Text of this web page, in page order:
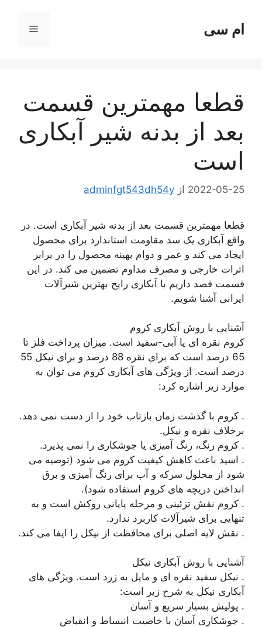
محتواام سی فهرست
قطعا مهمترین قسمت
بعد از بدنه شیر آبکاری
است
2022-05-25 از adminfgt543dh54y
قطعا مهمترین قسمت بعد از بدنه شیر آبکاری است. در
واقع آبکاری یک سد مقاومت استاندارد برای محصول
ایجاد می کند و عمر و دوام بهینه محصول را در برابر
اثرات خارجی و مصرف مداوم تضمین می کند. در این
قسمت قصد داریم با آبکاری رایج بهترین شیرآلات
ایرانی آشنا شویم.
آشنایی با روش آبکاری کروم
کروم نقره ای یا آبی-سفید است. میزان پرداخت فلز تا
65 درصد است که برای نقره 88 درصد و برای نیکل 55
درصد است. از ویژگی های آبکاری کروم می توان به
موارد زیر اشاره کرد:
. کروم با گذشت زمان بازتاب خود را از دست نمی دهد.
برخلاف نقره و نیکل.
. کروم رنگ، رنگ آمیزی یا جوشکاری را نمی پذیرد.
. اسید باعث کاهش کیفیت کروم می شود (توصیه می
شود از محلول سرکه و آب برای رنگ آمیزی و برق
انداختن دریچه های کروم استفاده شود).
. کروم نقش تزئینی و مرحله پایانی روکش است و به
تنهایی برای شیرآلات کاربرد ندارد.
. نقش لایه اصلی برای محافظت از نیکل را ایفا می کند.
آشنایی با روش آبکاری نیکل
. نیکل سفید نقره ای و مایل به زرد است. ویژگی های
آبکاری نیکل به شرح زیر است:
. پولیش بسیار سریع و آسان
. جوشکاری آسان با خاصیت انبساط و انقباض